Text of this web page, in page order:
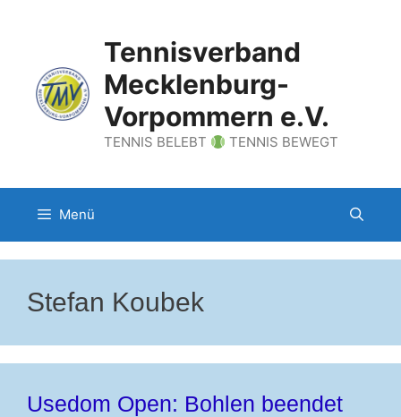
Tennisverband
Mecklenburg-
Vorpommern e.V.
TENNIS BELEBT TENNIS BEWEGT
Menü
Stefan Koubek
Usedom Open: Bohlen beendet